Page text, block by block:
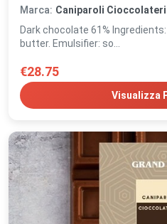
Marca: Caniparoli
Dark chocolate 61%
butter. Emulsifier: so...
€28.75
Visualizza